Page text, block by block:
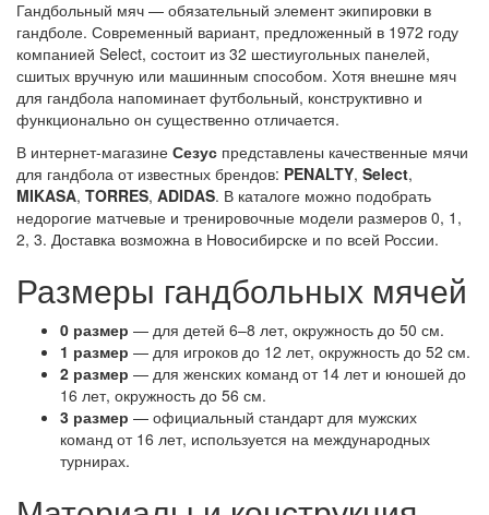
Гандбольный мяч — обязательный элемент экипировки в
гандболе. Современный вариант, предложенный в 1972 году
компанией Select, состоит из 32 шестиугольных панелей,
сшитых вручную или машинным способом. Хотя внешне мяч
для гандбола напоминает футбольный, конструктивно и
функционально он существенно отличается.
В интернет-магазине Сезус представлены качественные мячи
для гандбола от известных брендов: PENALTY, Select,
MIKASA, TORRES, ADIDAS. В каталоге можно подобрать
недорогие матчевые и тренировочные модели размеров 0, 1,
2, 3. Доставка возможна в Новосибирске и по всей России.
Размеры гандбольных мячей
0 размер — для детей 6–8 лет, окружность до 50 см.
1 размер — для игроков до 12 лет, окружность до 52 см.
2 размер — для женских команд от 14 лет и юношей до
16 лет, окружность до 56 см.
3 размер — официальный стандарт для мужских
команд от 16 лет, используется на международных
турнирах.